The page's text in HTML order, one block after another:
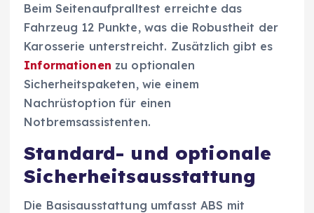
Beim Seitenaufpralltest erreichte das
Fahrzeug 12 Punkte, was die Robustheit der
Karosserie unterstreicht. Zusätzlich gibt es
Informationen zu optionalen
Sicherheitspaketen, wie einem
Nachrüstoption für einen
Notbremsassistenten.
Standard- und optionale
Sicherheitsausstattung
Die Basisausstattung umfasst ABS mit